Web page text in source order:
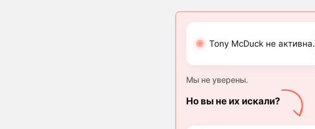
Tony McDuck не активна.
Мы не уверены.
Но вы не их искали?